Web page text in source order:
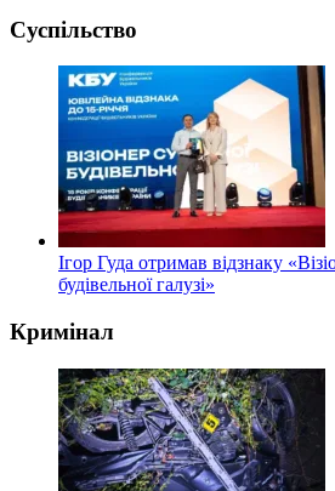
Суспільство
Ігор Гуда отримав відзнаку
будівельної галузі»
Кримінал